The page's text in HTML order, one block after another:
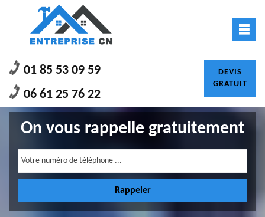
01 85 53 09 59
06 61 25 76 22
DEVIS
GRATUIT
On vous rappelle gratuitement